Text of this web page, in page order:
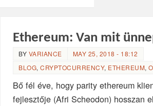
Ethereum: Van mit
BY VARIANCE
MAY 25, 2018 - 18:12
BLOG,CRYPTOCURRENCY, ETHEREUM,
Bő fél éve, hogy parity ethereum
fejlesztője (Afri Scheodon) hosszan